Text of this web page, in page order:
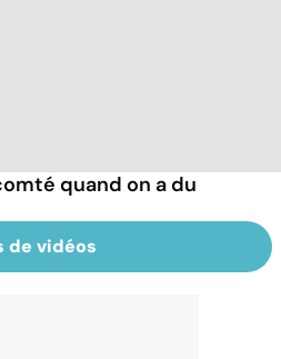
quand on a du
de vidéos